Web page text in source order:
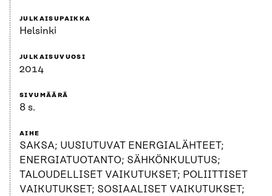
JULKAISUPAIKKA
Helsinki
JULKAISUVUOSI
2014
SIVUMÄÄRÄ
8 s.
AIHE
SAKSA; UUSIUTUVAT ENERGIALÄHTEET;
ENERGIATUOTANTO; SÄHKÖNKULUTUS;
TALOUDELLISET VAIKUTUKSET; POLIITTISET
VAIKUTUKSET; SOSIAALISET VAIKUTUKSET;